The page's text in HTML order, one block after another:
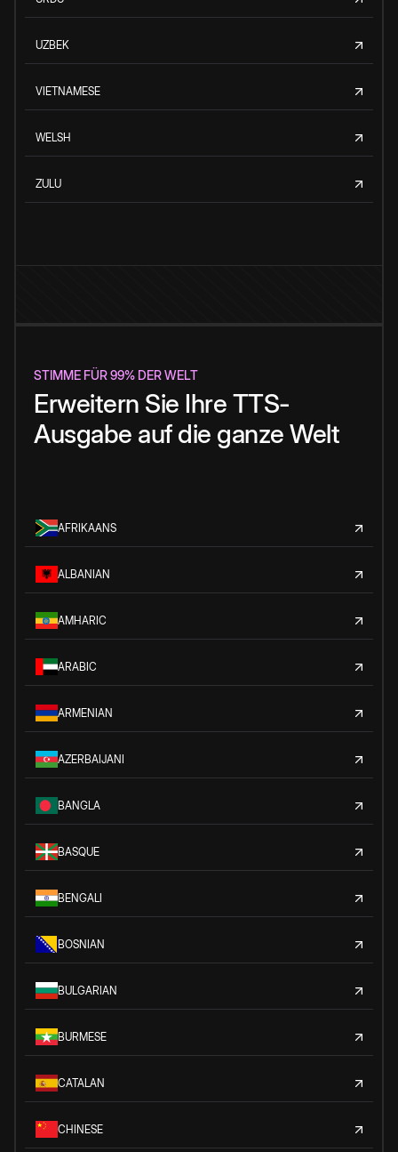
UZBEK
VIETNAMESE
WELSH
ZULU
STIMME FÜR 99% DER WELT
Erweitern Sie Ihre TTS-
Ausgabe auf die ganze Welt
AFRIKAANS
ALBANIAN
AMHARIC
ARABIC
ARMENIAN
AZERBAIJANI
BANGLA
BASQUE
BENGALI
BOSNIAN
BULGARIAN
BURMESE
CATALAN
CHINESE